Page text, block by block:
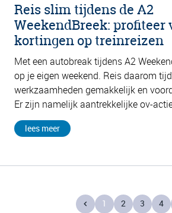
Reis slim tijdens de A2
WeekendBreek: profiteer
kortingen op treinreizen
Met een autobreak tijdens A2
op je eigen weekend. Reis daarom
werkzaamheden gemakkelijk en
Er zijn namelijk aantrekkelijke ov-
lees meer
1 2 3 4